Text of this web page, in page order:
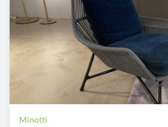
Minotti